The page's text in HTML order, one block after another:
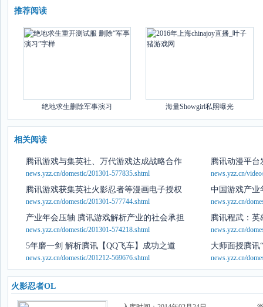
推荐阅读
绝地求生删除军事演习 海量Showgirl私照曝光
相关阅读
腾讯游戏与集英社、万代游戏达成战略合作
news.yzz.cn/domestic/201301-577835.shtml
腾讯动漫平台
news.yzz.cn/
腾讯游戏获集英社火影忍者等漫画电子授权
news.yzz.cn/domestic/201301-577744.shtml
中国游戏产业
news.yzz.cn/
产业年会压轴 腾讯游戏解析产业的社会承担
news.yzz.cn/domestic/201301-574218.shtml
腾讯程武：英
news.yzz.cn/
5年磨一剑 解析腾讯【QQ飞车】成功之道
news.yzz.cn/domestic/201212-569676.shtml
大师面授腾讯
news.yzz.cn/
火影忍者OL